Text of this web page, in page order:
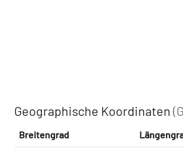
Geographische Koordinaten
Breitengrad